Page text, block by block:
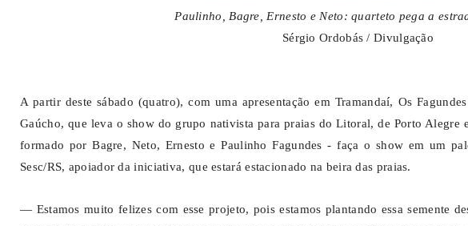
Paulinho, Bagre, Ernesto e Neto: quarteto pega a
Sérgio Ordobás / Divulgação
A partir deste sábado (quatro), com uma apresentação em Tramandaí, Os
Gaúcho, que leva o show do grupo nativista para praias do Litoral, de Porto
formado por Bagre, Neto, Ernesto e Paulinho Fagundes - faça o show em um
Sesc/RS, apoiador da iniciativa, que estará estacionado na beira das praias.
— Estamos muito felizes com esse projeto, pois estamos plantando essa semente